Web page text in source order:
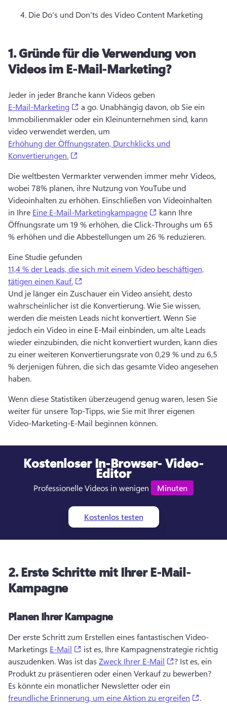
Die Do's und Don'ts des Video Content Marketing
1.Gründe für die Verwendung von
Videos im E-Mail-Marketing?
Jeder in jeder Branche kann Videos geben
E-Mail-Marketing
(opens in a new tab)
a go. Unabhängig davon, ob Sie ein
Immobilienmakler oder ein Kleinunternehmen sind, kann
video verwendet werden, um
Erhöhung der Öffnungsraten, Durchklicks und
Konvertierungen.
Die weltbesten Vermarkter verwenden immer mehr Videos,
wobei 78% planen, ihre Nutzung von YouTube und
Videoinhalten zu erhöhen. Einschließen von Videoinhalten
in Ihre Eine E-Mail-Marketingkampagne (opens in a new
kann Ihre
Öffnungsrate um 19 % erhöhen, die Click-Throughs um 65
% erhöhen und die Abbestellungen um 26 % reduzieren.
Eine Studie gefunden
11,4 % der Leads, die sich mit einem Video beschäftigen,
tätigen einen Kauf.
Und je länger ein Zuschauer ein Video ansieht, desto
wahrscheinlicher ist die Konvertierung. Wie Sie wissen,
werden die meisten Leads nicht konvertiert. Wenn Sie
jedoch ein Video in eine E-Mail einbinden, um alte Leads
wieder einzubinden, die nicht konvertiert wurden, kann dies
zu einer weiteren Konvertierungsrate von 0,29 % und zu 6,5
% derjenigen führen, die sich das gesamte Video angesehen
haben.
Wenn diese Statistiken überzeugend genug waren, lesen Sie
weiter für unsere Top-Tipps, wie Sie mit Ihrer eigenen
Video-Marketing-E-Mail beginnen können.
Kostenloser In-Browser- Video-
Editor
Professionelle Videos in wenigen Minuten
Kostenlos testen
2.Erste Schritte mit Ihrer E-Mail-
Kampagne
Planen Ihrer Kampagne
Der erste Schritt zum Erstellen eines fantastischen Video-
Marketings E-Mail (opens in a new tab)
ist es, Ihre Kampagnenstrategie richtig
auszudenken. Was ist das Zweck Ihrer E-Mail (opens in a
? Ist es, ein
Es könnte ein monatlicher Newsletter oder ein
freundliche Erinnerung, um eine Aktion zu ergreifen
.